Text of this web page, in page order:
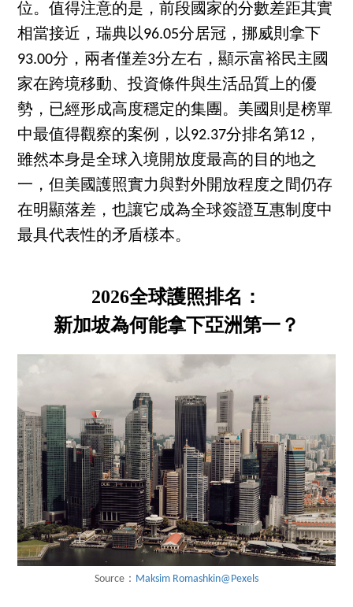
位。值得注意的是，前段國家的分數差距其實
相當接近，瑞典以96.05分居冠，挪威則拿下
93.00分，兩者僅差3分左右，顯示富裕民主國
家在跨境移動、投資條件與生活品質上的優
勢，已經形成高度穩定的集團。美國則是榜單
中最值得觀察的案例，以92.37分排名第12，
雖然本身是全球入境開放度最高的目的地之
一，但美國護照實力與對外開放程度之間仍存
在明顯落差，也讓它成為全球簽證互惠制度中
最具代表性的矛盾樣本。
2026全球護照排名：
新加坡為何能拿下亞洲第一？
Source： Maksim Romashkin@Pexels